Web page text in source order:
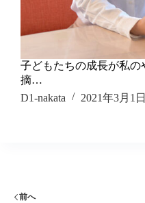
子どもたちの成長が私
摘…
D1-nakata
2021年3月1日
前へ